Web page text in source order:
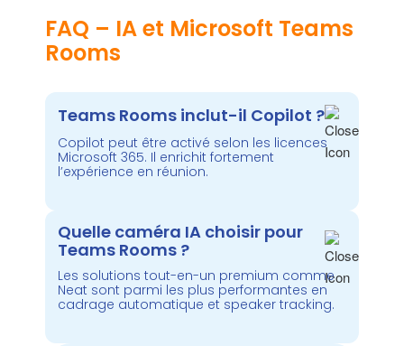
FAQ – IA et Microsoft Teams
Rooms
Teams Rooms inclut-il Copilot ?
Copilot peut être activé selon les licences
Microsoft 365. Il enrichit fortement
l’expérience en réunion.
Quelle caméra IA choisir pour
Teams Rooms ?
Les solutions tout-en-un premium comme
Neat sont parmi les plus performantes en
cadrage automatique et speaker tracking.